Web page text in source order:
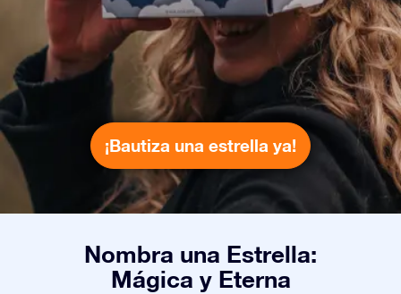
¡Bautiza una estrella ya!
Nombra una Estrella:
Mágica y Eterna